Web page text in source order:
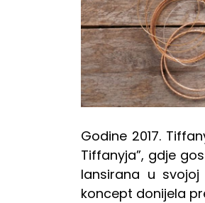
Godine 2017.
Tiffanyja”, gdje
lansirana u
koncept donijela